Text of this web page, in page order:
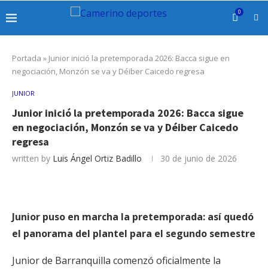
0
Portada » Junior inició la pretemporada 2026: Bacca sigue en
negociación, Monzón se va y Déiber Caicedo regresa
JUNIOR
Junior inició la pretemporada 2026: Bacca sigue
en negociación, Monzón se va y Déiber Caicedo
regresa
written by Luis Ángel Ortiz Badillo 30 de junio de 2026
Junior puso en marcha la pretemporada: así quedó
el panorama del plantel para el segundo semestre
Junior de Barranquilla comenzó oficialmente la